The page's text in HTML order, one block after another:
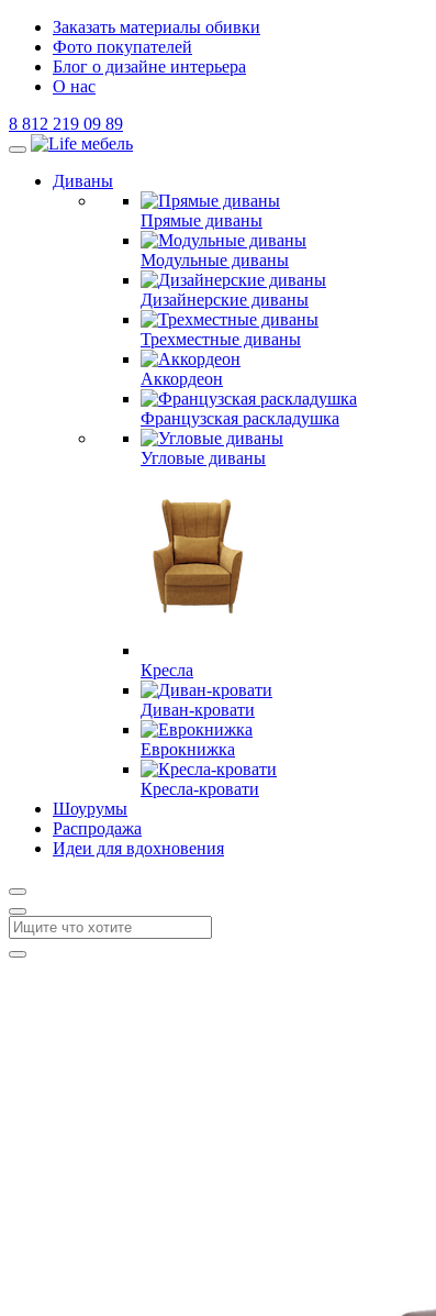
Заказать материалы обивки
Фото покупателей
Блог о дизайне интерьера
О нас
8 812 219 09 89
Диваны
Прямые диваны
Модульные диваны
Дизайнерские диваны
Трехместные диваны
Аккордеон
Французская раскладушка
Угловые диваны
Кресла
Диван-кровати
Еврокнижка
Кресла-кровати
Шоурумы
Распродажа
Идеи для вдохновения